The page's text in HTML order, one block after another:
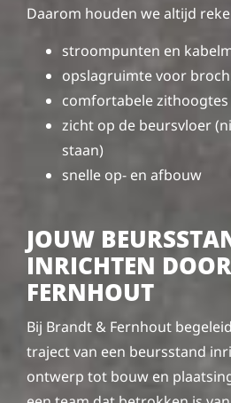
Daarom houden we altijd
stroompunten en
opslagruimte voor
comfortabele
zicht op de beursvloer
staan)
snelle op- en afbouw
JOUW
INRICHTEN
FERNHOUT
Bij Brandt & Fernhout
traject van een beursstand
ontwerp tot bouw en